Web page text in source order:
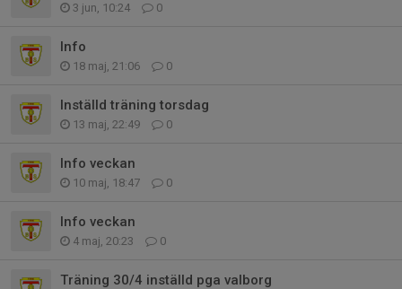
3 jun, 10:24 0
Info
18 maj, 21:06 0
Inställd träning torsdag
13 maj, 22:49 0
Info veckan
10 maj, 18:47 0
Info veckan
4 maj, 20:23 0
Träning 30/4 inställd pga valborg